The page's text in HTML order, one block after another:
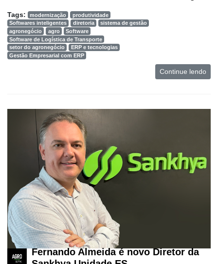
Agricultura
Vertical
Software
Empresarial
Hídricos
Liberali
Netrin
Néctar
Tecprime
Agro
Lean
Way
Consulting
Tags: modernização
produtividade
Softwares inteligentes
diretoria
sistema de gestão
agronegócio
agro
Software
Software de Logística de Transporte
setor do agronegócio
ERP e tecnologias
Gestão Empresarial com ERP
Continue lendo
Fernando Almeida é novo Diretor da